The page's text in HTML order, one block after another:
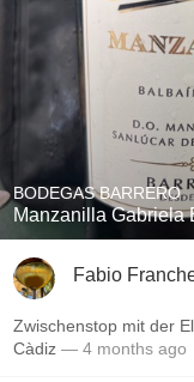
2010
BODEGAS BARRERO
Manzanilla Gabriela
Fabio
Zwischenstop mit der
Càdiz — 4 months ago